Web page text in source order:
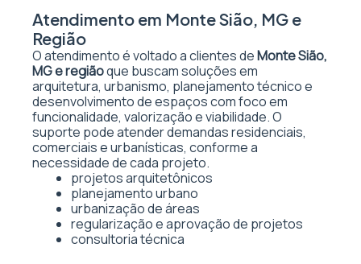
Atendimento em Monte Sião, MG e
Região
O atendimento é voltado a clientes deMonte Sião,
MG e regiãoque buscam soluções em
arquitetura, urbanismo, planejamento técnico e
desenvolvimento de espaços com foco em
funcionalidade, valorização e viabilidade. O
suporte pode atender demandas residenciais,
comerciais e urbanísticas, conforme a
necessidade de cada projeto.
projetos arquitetônicos
planejamento urbano
urbanização de áreas
regularização e aprovação de projetos
consultoria técnica